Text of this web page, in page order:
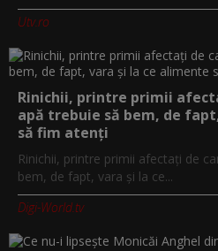
Utv.ro
Rinichii, printre primii
apă trebuie să bem, de
să fim atenți
Rinichii, printre primii afectați de
bem, de fapt, vara și la ce...
Digi-World.tv